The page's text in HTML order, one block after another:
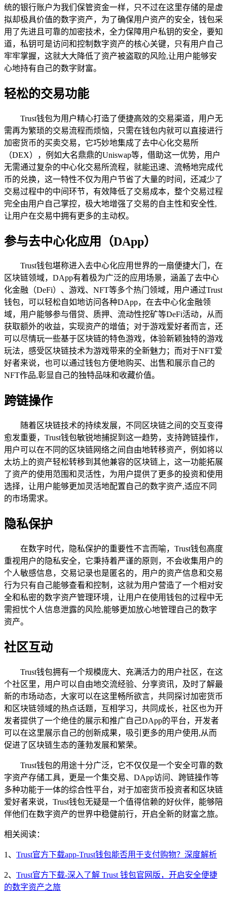
统的银行账户为我们保管资金一样，只不过在这里存储的是虚
拟却极具价值的数字资产，为了确保用户资产的安全，钱包采
用了先进且可靠的加密技术，全力保障用户私钥的安全，要知
道，私钥可是访问和控制数字资产的核心关键，只有用户自己
牢牢掌握，这就大大降低了资产被盗取的风险,让用户能够安
心地持有自己的数字财富。
轻松的交易功能
Trust钱包为用户精心打造了便捷高效的交易渠道，用户无
需再为繁琐的交易流程而烦恼，只需在钱包内就可以直接进行
加密货币的买卖交易，它巧妙地集成了去中心化交易所
（DEX），例如大名鼎鼎的Uniswap等，借助这一优势，用户
无需通过复杂的中心化交易所流程，就能迅速、流畅地完成代
币的兑换，这一特性不仅为用户节省了大量的时间，还减少了
交易过程中的中间环节，有效降低了交易成本，整个交易过程
完全由用户自己掌控，极大地增强了交易的自主性和安全性,
让用户在交易中拥有更多的主动权。
参与去中心化应用（DApp）
Trust钱包堪称进入去中心化应用世界的一扇便捷大门，在
区块链领域，DApp有着极为广泛的应用场景，涵盖了去中心
化金融（DeFi）、游戏、NFT等多个热门领域，用户通过Trust
钱包，可以轻松自如地访问各种DApp，在去中心化金融领
域，用户能够参与借贷、质押、流动性挖矿等DeFi活动，从而
获取额外的收益，实现资产的增值；对于游戏爱好者而言，还
可以尽情玩一些基于区块链的特色游戏，体验新颖独特的游戏
玩法，感受区块链技术为游戏带来的全新魅力；而对于NFT爱
好者来说，也可以通过钱包方便地购买、出售和展示自己的
NFT作品,彰显自己的独特品味和收藏价值。
跨链操作
随着区块链技术的持续发展，不同区块链之间的交互变得
愈发重要，Trust钱包敏锐地捕捉到这一趋势，支持跨链操作，
用户可以在不同的区块链网络之间自由地转移资产，例如将以
太坊上的资产轻松转移到其他兼容的区块链上，这一功能拓展
了资产的使用范围和灵活性，为用户提供了更多的投资和使用
选择，让用户能够更加灵活地配置自己的数字资产,适应不同
的市场需求。
隐私保护
在数字时代，隐私保护的重要性不言而喻，Trust钱包高度
重视用户的隐私安全，它秉持着严谨的原则，不会收集用户的
个人敏感信息，交易记录也是匿名的，用户的资产信息和交易
行为只有自己能够查看和控制，这就为用户营造了一个相对安
全和私密的数字资产管理环境，让用户在使用钱包的过程中无
需担忧个人信息泄露的风险,能够更加放心地管理自己的数字
资产。
社区互动
Trust钱包拥有一个规模庞大、充满活力的用户社区，在这
个社区里，用户可以自由地交流经验、分享资讯，及时了解最
新的市场动态，大家可以在这里畅所欲言，共同探讨加密货币
和区块链领域的热点话题，互相学习，共同成长，社区也为开
发者提供了一个绝佳的展示和推广自己DApp的平台，开发者
可以在这里展示自己的创新成果，吸引更多的用户使用,从而
促进了区块链生态的蓬勃发展和繁荣。
Trust钱包的用途十分广泛，它不仅仅是一个安全可靠的数
字资产存储工具，更是一个集交易、DApp访问、跨链操作等
多种功能于一体的综合性平台，对于加密货币投资者和区块链
爱好者来说，Trust钱包无疑是一个值得信赖的好伙伴，能够陪
伴他们在数字资产的世界中稳健前行，开启全新的财富之旅。
相关阅读：
1、 Trust官方下载app-Trust钱包能否用于支付购物？深度解析
2、 Trust官方下载-深入了解 Trust 钱包官网版，开启安全便捷
的数字资产之旅